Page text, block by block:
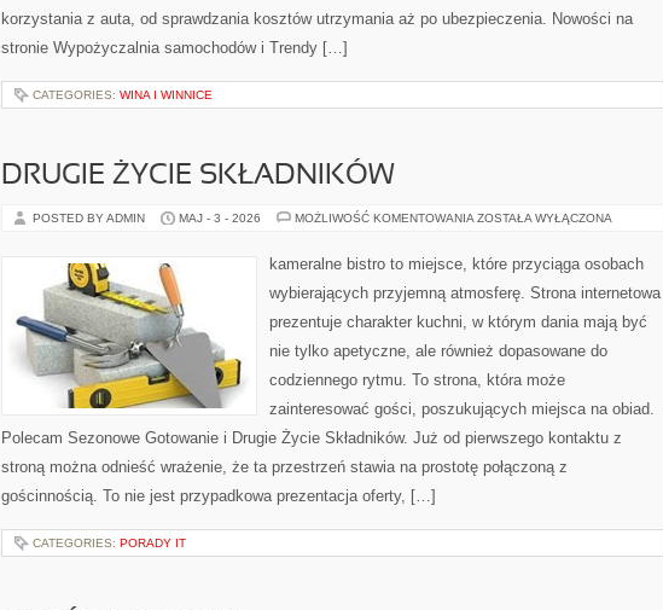
korzystania z auta, od sprawdzania kosztów utrzymania aż po ubezpieczenia. Nowości na
stronie Wypożyczalnia samochodów i Trendy […]
CATEGORIES: WINA I WINNICE
DRUGIE ŻYCIE SKŁADNIKÓW
POSTED BY ADMIN MAJ - 3 - 2026 MOŻLIWOŚĆ KOMENTOWANIA DRUGIE
ZOSTAŁA WYŁĄCZONA
kameralne bistro to miejsce, które przyciąga osobach
wybierających przyjemną atmosferę. Strona internetowa
prezentuje charakter kuchni, w którym dania mają być
nie tylko apetyczne, ale również dopasowane do
codziennego rytmu. To strona, która może
zainteresować gości, poszukujących miejsca na obiad.
Polecam Sezonowe Gotowanie i Drugie Życie Składników. Już od pierwszego kontaktu z
stroną można odnieść wrażenie, że ta przestrzeń stawia na prostotę połączoną z
gościnnością. To nie jest przypadkowa prezentacja oferty, […]
CATEGORIES: PORADY IT